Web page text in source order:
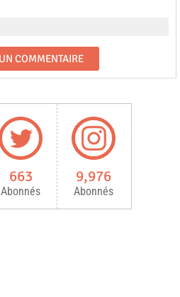
663
Abonnés
9,976
Abonnés